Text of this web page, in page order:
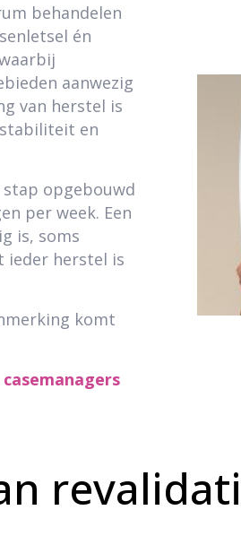
behandelen
én
aanwezig
van herstel is
en
opgebouwd
per week. Een
is, soms
ieder herstel is
komt